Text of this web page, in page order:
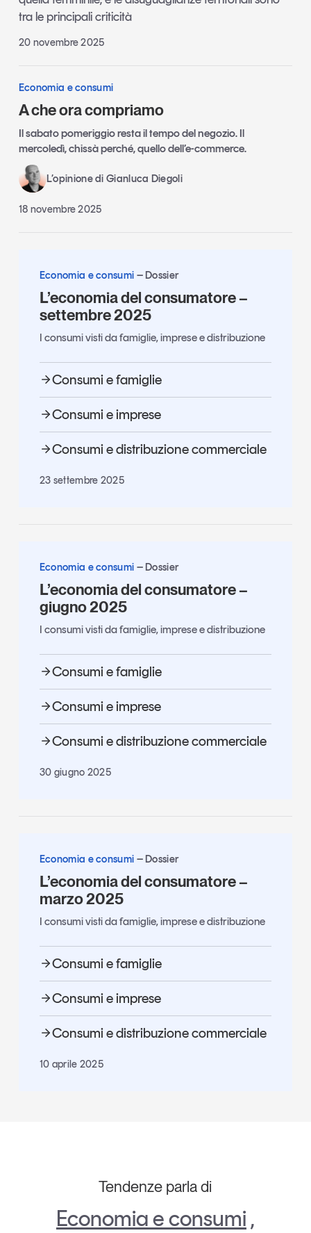
tra le principali criticità
20 novembre 2025
Economia e consumi
A che ora compriamo
Il sabato pomeriggio resta il tempo del negozio. Il
mercoledì, chissà perché, quello dell’e-commerce.
L’opinione di Gianluca Diegoli
18 novembre 2025
Economia e consumi Dossier
L’economia del consumatore –
settembre 2025
I consumi visti da famiglie, imprese e distribuzione
Consumi e famiglie
Consumi e imprese
Consumi e distribuzione commerciale
23 settembre 2025
Economia e consumi Dossier
L’economia del consumatore –
giugno 2025
I consumi visti da famiglie, imprese e distribuzione
Consumi e famiglie
Consumi e imprese
Consumi e distribuzione commerciale
30 giugno 2025
Economia e consumi Dossier
L’economia del consumatore –
marzo 2025
I consumi visti da famiglie, imprese e distribuzione
Consumi e famiglie
Consumi e imprese
Consumi e distribuzione commerciale
10 aprile 2025
Tendenze parla di
Economia e consumi ,